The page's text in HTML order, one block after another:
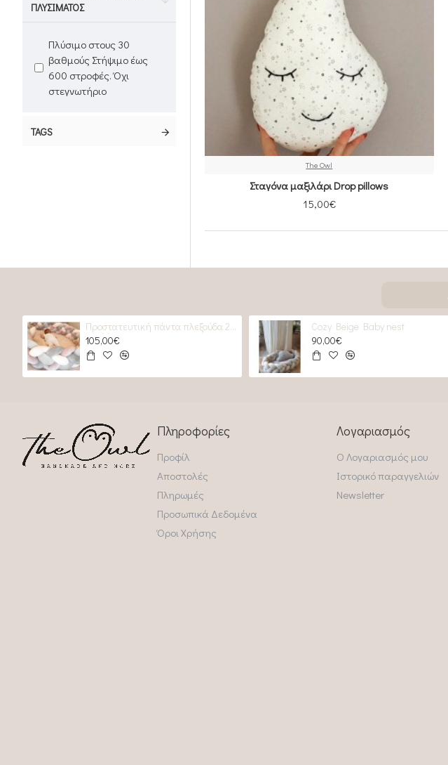
ΠΛΥΣΊΜΑΤΟΣ
Πλύσιμο στους 30
βαθμούς Στήψιμο έως
600 στροφές. Όχι
στεγνωτήριο
TAGS
The Owl
Σταγόνα μαξιλάρι Drop pillows
15,00€
Προστατευτική πάντα πλεξούδα 2 GREYS & 2 Roses
105,00€
Cozy Beige Baby nest
90,00€
Πληροφορίες
Προφίλ
Αποστολές
Πληρωμές
Προσωπικά Δεδομένα
Όροι Χρήσης
Λογαριασμός
Ο Λογαριασμός μου
Ιστορικό παραγγελιών
Newsletter